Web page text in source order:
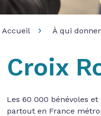
Accueil À qui
Croix
Les 60 000 bénévoles
partout en France